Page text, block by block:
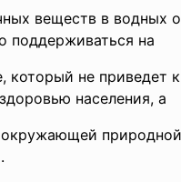
веществ в водных
поддерживаться на
который не приведет
населения, а
природной